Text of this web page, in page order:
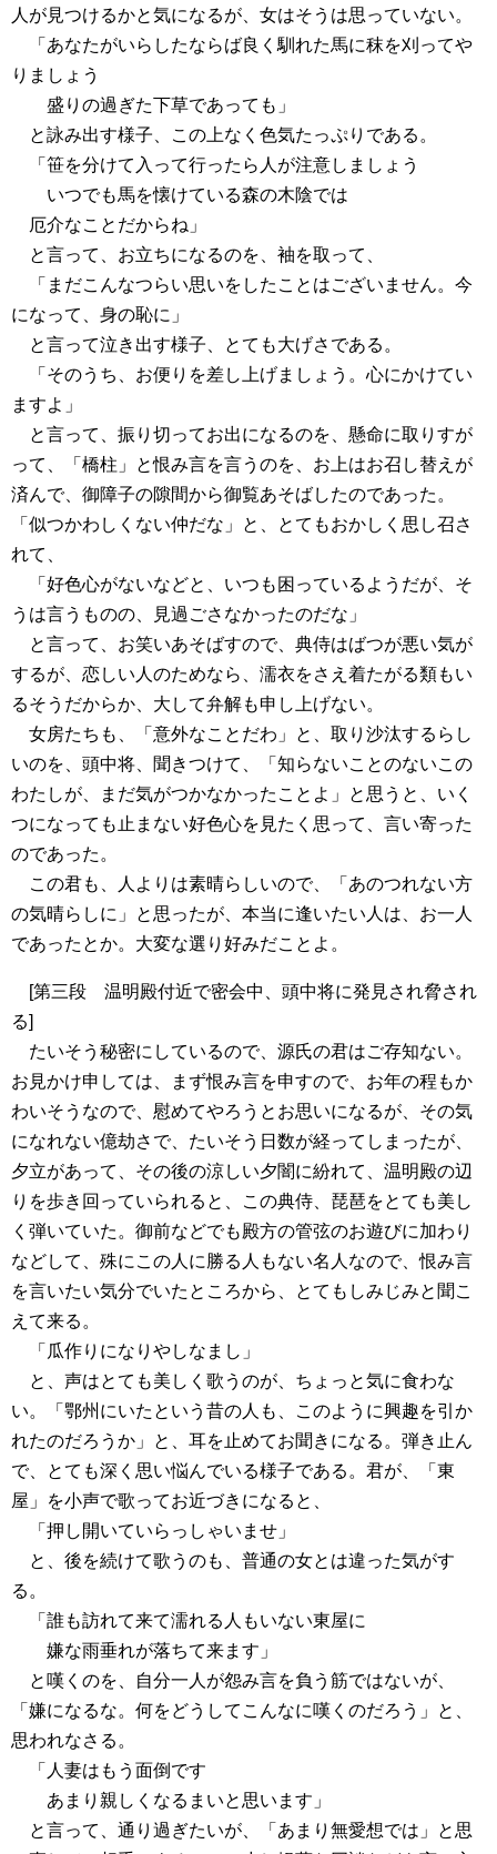
人が見つけるかと気になるが、女はそうは思っていない。
「あなたがいらしたならば良く馴れた馬に秣を刈ってや
りましょう
盛りの過ぎた下草であっても」
と詠み出す様子、この上なく色気たっぷりである。
「笹を分けて入って行ったら人が注意しましょう
いつでも馬を懐けている森の木陰では
厄介なことだからね」
と言って、お立ちになるのを、袖を取って、
「まだこんなつらい思いをしたことはございません。今
になって、身の恥に」
と言って泣き出す様子、とても大げさである。
「そのうち、お便りを差し上げましょう。心にかけてい
ますよ」
と言って、振り切ってお出になるのを、懸命に取りすが
って、「橋柱」と恨み言を言うのを、お上はお召し替えが
済んで、御障子の隙間から御覧あそばしたのであった。
「似つかわしくない仲だな」と、とてもおかしく思し召さ
れて、
「好色心がないなどと、いつも困っているようだが、そ
うは言うものの、見過ごさなかったのだな」
と言って、お笑いあそばすので、典侍はばつが悪い気が
するが、恋しい人のためなら、濡衣をさえ着たがる類もい
るそうだからか、大して弁解も申し上げない。
女房たちも、「意外なことだわ」と、取り沙汰するらし
いのを、頭中将、聞きつけて、「知らないことのないこの
わたしが、まだ気がつかなかったことよ」と思うと、いく
つになっても止まない好色心を見たく思って、言い寄った
のであった。
この君も、人よりは素晴らしいので、「あのつれない方
の気晴らしに」と思ったが、本当に逢いたい人は、お一人
であったとか。大変な選り好みだことよ。
[第三段 温明殿付近で密会中、頭中将に発見され脅され
る]
たいそう秘密にしているので、源氏の君はご存知ない。
お見かけ申しては、まず恨み言を申すので、お年の程もか
わいそうなので、慰めてやろうとお思いになるが、その気
になれない億劫さで、たいそう日数が経ってしまったが、
夕立があって、その後の涼しい夕闇に紛れて、温明殿の辺
りを歩き回っていられると、この典侍、琵琶をとても美し
く弾いていた。御前などでも殿方の管弦のお遊びに加わり
などして、殊にこの人に勝る人もない名人なので、恨み言
を言いたい気分でいたところから、とてもしみじみと聞こ
えて来る。
「瓜作りになりやしなまし」
と、声はとても美しく歌うのが、ちょっと気に食わな
い。「鄂州にいたという昔の人も、このように興趣を引か
れたのだろうか」と、耳を止めてお聞きになる。弾き止ん
で、とても深く思い悩んでいる様子である。君が、「東
屋」を小声で歌ってお近づきになると、
「押し開いていらっしゃいませ」
と、後を続けて歌うのも、普通の女とは違った気がす
る。
「誰も訪れて来て濡れる人もいない東屋に
嫌な雨垂れが落ちて来ます」
と嘆くのを、自分一人が怨み言を負う筋ではないが、
「嫌になるな。何をどうしてこんなに嘆くのだろう」と、
思われなさる。
「人妻はもう面倒です
あまり親しくなるまいと思います」
と言って、通り過ぎたいが、「あまり無愛想では」と思